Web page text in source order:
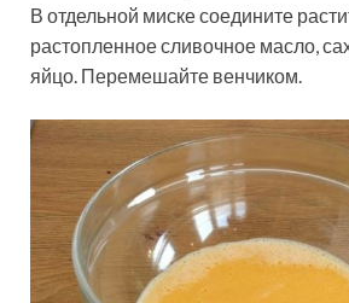
В отдельной миске соедините
растопленное сливочное масло,
яйцо. Перемешайте венчиком.